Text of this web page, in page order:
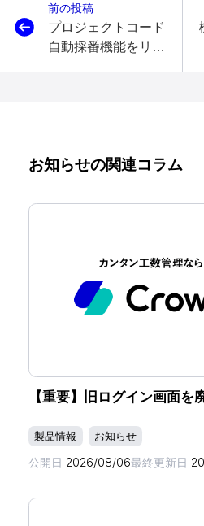
前の投稿
プロジェクトコード
自動採番機能をリリ
お知らせの関連コラム
【重要】旧ログイン画面を
製品情報 お知らせ
公開日 2026/08/06最終更新日